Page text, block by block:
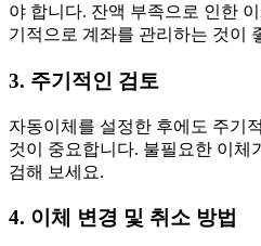
야 합니다. 잔액 부족으로 인한
기적으로 계좌를 관리하는 것이
3. 주기적인 검토
자동이체를 설정한 후에도 주기
것이 중요합니다. 불필요한 이체
검해 보세요.
4. 이체 변경 및 취소 방법